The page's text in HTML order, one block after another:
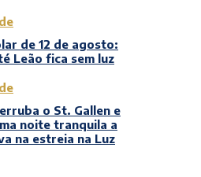
de 12 de agosto:
Leão fica sem luz
o St. Gallen e
noite tranquila a
na estreia na Luz